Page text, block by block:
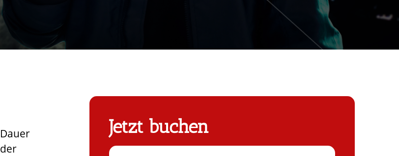
Dauer
der
Jetzt buchen